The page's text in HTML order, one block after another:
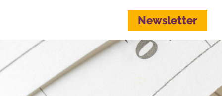
Newsletter